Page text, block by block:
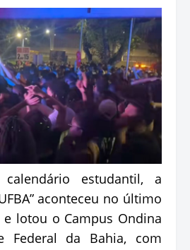
estudantil, a
aconteceu no último
lotou o Campus Ondina
Federal da Bahia, com